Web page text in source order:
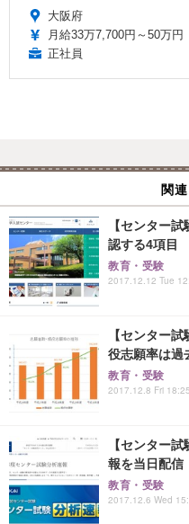
大阪府
月給33万7,700円～50万円
正社員
関
【センター
認する4項目
教育・受験
2017.12.12 Tue
【センター
役志願率は過
教育・受験
2017.12.8 Fri 18:25
【センター
報を当日配信
教育・受験
2017.12.6 Wed